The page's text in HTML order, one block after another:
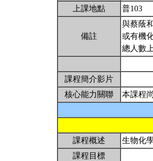
上課地點
普103
備註
與蔡蔭
或有機
總人數
課程簡介影片
核心能力關聯
本課程
課程概述
生物化
課程目標